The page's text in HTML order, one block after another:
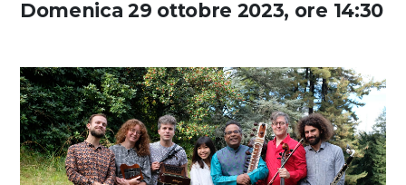
Affitto spazi
Sostenere
Media
Domenica 29 ottobre 2023, ore 14:30